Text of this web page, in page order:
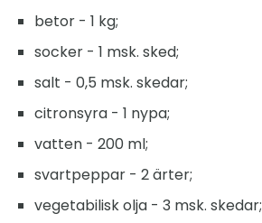
betor - 1 kg;
socker - 1 msk. sked;
salt - 0,5 msk. skedar;
citronsyra - 1 nypa;
vatten - 200 ml;
svartpeppar - 2 ärter;
vegetabilisk olja - 3 msk. skedar;